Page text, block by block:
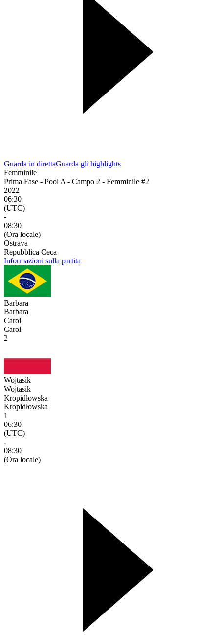
Guarda in direttaGuarda gli highlights
Femminile
Prima Fase - Pool A - Campo 2 - Femminile #2
2022
06:30
(UTC)
-
08:30
(Ora locale)
Ostrava
Repubblica Ceca
Informazioni sulla partita
Barbara
Barbara
Carol
Carol
2
Wojtasik
Wojtasik
Kropidłowska
Kropidłowska
1
06:30
(UTC)
-
08:30
(Ora locale)